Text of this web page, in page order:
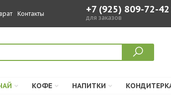
Контакты +7 (925) 809-72-42
для заказов
КОФЕ НАПИТКИ